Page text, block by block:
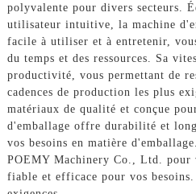
polyvalente pour divers secteurs.
utilisateur intuitive, la machine
facile à utiliser et à entretenir,
du temps et des ressources. Sa
productivité, vous permettant de
cadences de production les plus
matériaux de qualité et conçue
d'emballage offre durabilité et
vos besoins en matière
POEMY Machinery Co., Ltd. pour
fiable et efficace pour vos besoins.